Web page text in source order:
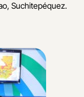
Suchitepéquez.